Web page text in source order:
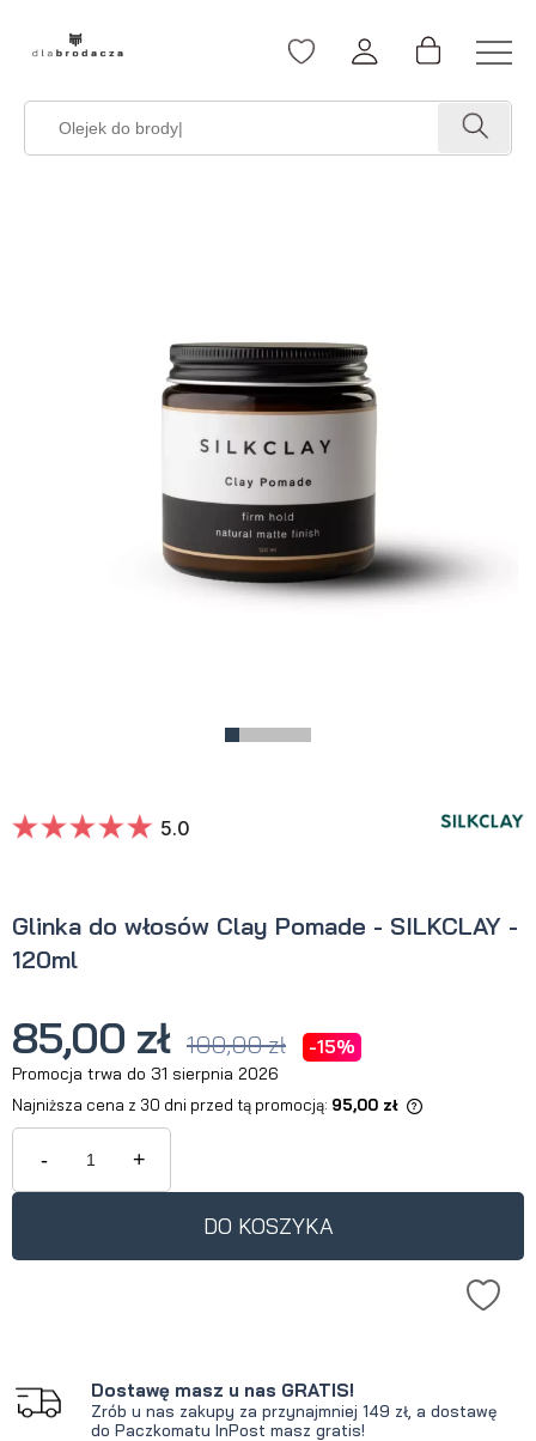
Glinka do włosów Clay Pomade - SILKCLAY -
120ml
5.0
85,00 zł 100,00 zł -15%
Promocja trwa do 31 sierpnia 2026
Najniższa cena z 30 dni przed tą promocją: 95,00 zł
Jeżeli produkt jest sprzedawany
krócej niż 30 dni, wyświetlana jest
produkt pojawił się w sprzedaży.
- +
DO KOSZYKA
Dostawę masz u nas GRATIS!
Zrób u nas zakupy za przynajmniej 149 zł, a dostawę
do Paczkomatu InPost masz gratis!